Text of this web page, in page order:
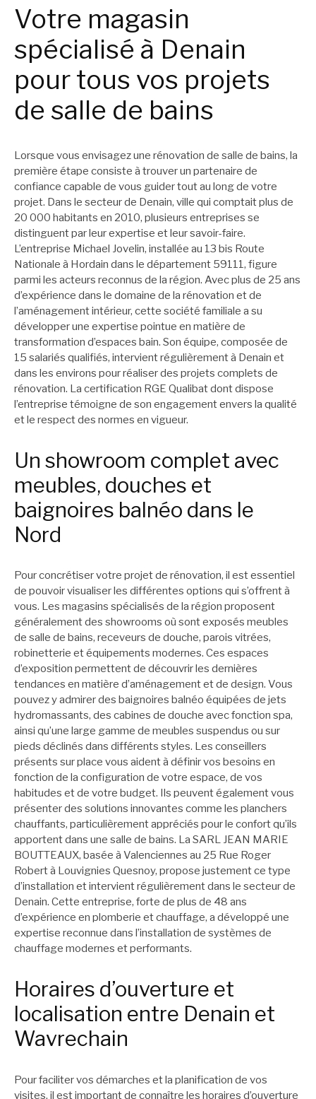
Votre magasin
spécialisé à Denain
pour tous vos projets
de salle de bains
Lorsque vous envisagez une rénovation de salle de bains, la
première étape consiste à trouver un partenaire de
confiance capable de vous guider tout au long de votre
projet. Dans le secteur de Denain, ville qui comptait plus de
20 000 habitants en 2010, plusieurs entreprises se
distinguent par leur expertise et leur savoir-faire.
L’entreprise Michael Jovelin, installée au 13 bis Route
Nationale à Hordain dans le département 59111, figure
parmi les acteurs reconnus de la région. Avec plus de 25 ans
d’expérience dans le domaine de la rénovation et de
l’aménagement intérieur, cette société familiale a su
développer une expertise pointue en matière de
transformation d’espaces bain. Son équipe, composée de
15 salariés qualifiés, intervient régulièrement à Denain et
dans les environs pour réaliser des projets complets de
rénovation. La certification RGE Qualibat dont dispose
l’entreprise témoigne de son engagement envers la qualité
et le respect des normes en vigueur.
Un showroom complet avec
meubles, douches et
baignoires balnéo dans le
Nord
Pour concrétiser votre projet de rénovation, il est essentiel
de pouvoir visualiser les différentes options qui s’offrent à
vous. Les magasins spécialisés de la région proposent
généralement des showrooms où sont exposés meubles
de salle de bains, receveurs de douche, parois vitrées,
robinetterie et équipements modernes. Ces espaces
d’exposition permettent de découvrir les dernières
tendances en matière d’aménagement et de design. Vous
pouvez y admirer des baignoires balnéo équipées de jets
hydromassants, des cabines de douche avec fonction spa,
ainsi qu’une large gamme de meubles suspendus ou sur
pieds déclinés dans différents styles. Les conseillers
présents sur place vous aident à définir vos besoins en
fonction de la configuration de votre espace, de vos
habitudes et de votre budget. Ils peuvent également vous
présenter des solutions innovantes comme les planchers
chauffants, particulièrement appréciés pour le confort qu’ils
apportent dans une salle de bains. La SARL JEAN MARIE
BOUTTEAUX, basée à Valenciennes au 25 Rue Roger
Robert à Louvignies Quesnoy, propose justement ce type
d’installation et intervient régulièrement dans le secteur de
Denain. Cette entreprise, forte de plus de 48 ans
d’expérience en plomberie et chauffage, a développé une
expertise reconnue dans l’installation de systèmes de
chauffage modernes et performants.
Horaires d’ouverture et
localisation entre Denain et
Wavrechain
Pour faciliter vos démarches et la planification de vos
visites, il est important de connaître les horaires d’ouverture